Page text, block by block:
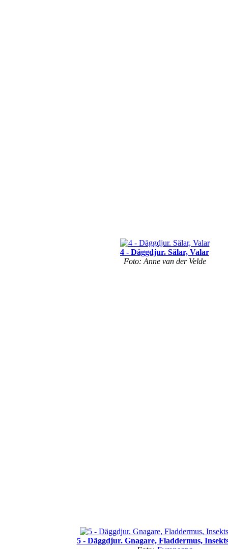
4 - Däggdjur. Sälar, Valar
Foto: Anne van der Velde
5 - Däggdjur. Gnagare, Fladdermus,